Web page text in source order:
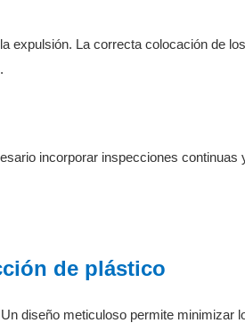
expulsión. La correcta colocación de los
incorporar inspecciones continuas
de plástico
diseño meticuloso permite minimizar